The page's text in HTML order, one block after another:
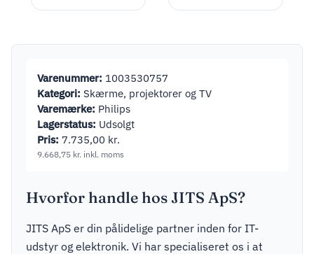
Varenummer: 1003530757
Kategori: Skærme, projektorer og TV
Varemærke: Philips
Lagerstatus: Udsolgt
Pris: 7.735,00 kr.
9.668,75 kr. inkl. moms
Hvorfor handle hos JITS ApS?
JITS ApS er din pålidelige partner inden for IT-
udstyr og elektronik. Vi har specialiseret os i at